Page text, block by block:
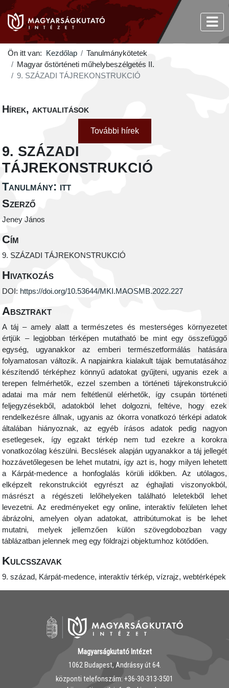
Ön itt van: Kezdőlap
Tanulmánykötetek
Magyar őstörténeti műhelybeszélgetés II.
9. SZÁZADI TÁJREKONSTRUKCIÓ
Hírek, aktualitások
További hírek
9. SZÁZADI
TÁJREKONSTRUKCIÓ
Tanulmány: itt
Szerző
Jeney János
Cím
9. SZÁZADI TÁJREKONSTRUKCIÓ
Hivatkozás
DOI: https://doi.org/10.53644/MKI.MAOSMB.2022.227
Absztrakt
A táj – amely alatt a természetes és mesterséges környezetet
értjük – legjobban térképen mutatható be mint egy összefüggő
egység, ugyanakkor az emberi természetformálás hatására
folyamatosan változik. A napjainkra kialakult tájak bemutatásához
készítendő térképhez könnyű adatokat gyűjteni, ugyanis ezek a
terepen felmérhetők, ezzel szemben a történeti tájrekonstrukció
adatai ma már nem feltétlenül elérhetők, így csupán történeti
feljegyzésekből, adatokból lehet dolgozni, feltéve, hogy ezek
rendelkezésre állnak, ugyanis az ókorra vonatkozó térképi adatok
általában hiányoznak, az egyéb írásos adatok pedig nagyon
esetlegesek, így egzakt térkép nem tud ezekre a korokra
vonatkozólag készülni. Becslések alapján ugyanakkor a táj jellegét
hozzávetőlegesen be lehet mutatni, így azt is, hogy milyen lehetett
a Kárpát-medence a honfoglalás körüli időkben. Az utólagos,
elképzelt rekonstrukciót egyrészt az éghajlati viszonyokból,
másrészt a régészeti lelőhelyeken található leletekből lehet
levezetni. Az eredményeket egy online, interaktív felületen lehet
ábrázolni, amelyen olyan adatokat, attribútumokat is be lehet
mutatni, melyek jellemzően külön szövegdobozban vagy
táblázatban jelennek meg egy földrajzi objektumhoz kötődően.
Kulcsszavak
9. század, Kárpát-medence, interaktív térkép, vízrajz, webtérképek
Magyarságkutató Intézet
1062 Budapest, Andrássy út 64.
központi telefonszám: ‭+36-30-313-3501